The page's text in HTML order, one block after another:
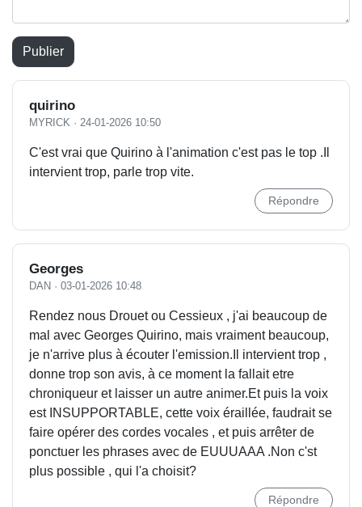
Publier
quirino
MYRICK · 24-01-2026 10:50
C'est vrai que Quirino à l'animation c'est pas le top .Il
intervient trop, parle trop vite.
Répondre
Georges
DAN · 03-01-2026 10:48
Rendez nous Drouet ou Cessieux , j'ai beaucoup de
mal avec Georges Quirino, mais vraiment beaucoup,
je n'arrive plus à écouter l'emission.Il intervient trop ,
donne trop son avis, à ce moment la fallait etre
chroniqueur et laisser un autre animer.Et puis la voix
est INSUPPORTABLE, cette voix éraillée, faudrait se
faire opérer des cordes vocales , et puis arrêter de
ponctuer les phrases avec de EUUUAAA .Non c'st
plus possible , qui l'a choisit?
Répondre